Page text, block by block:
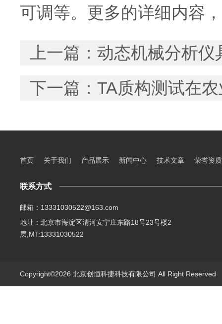
可调等。更多的详细内容
上一篇： 动态机械分析仪
下一篇： TA质构测试在
首页 关于我们 产品展示 新闻中心 技术文章 荣誉资质
联系方式
邮箱：13331030522@163.com
地址：北京市海淀区清河安宁庄东路18号23号楼2
层,MT:13331030522
Copyright©2026 北京创恒科捷科技有限公司 All Right